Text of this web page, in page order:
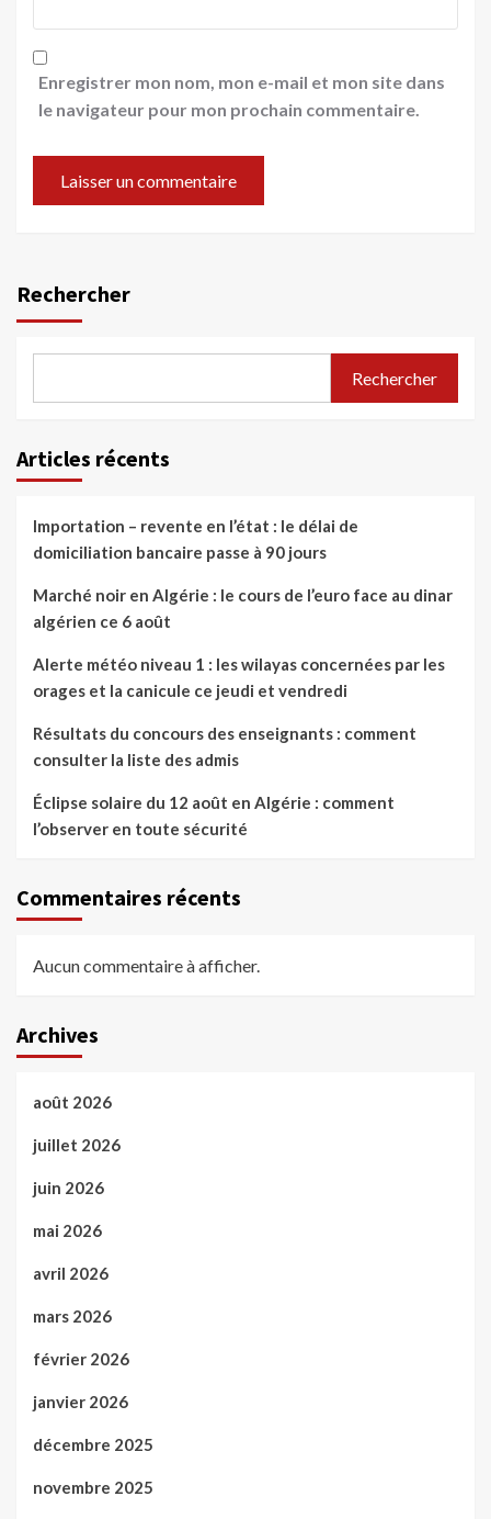
Enregistrer mon nom, mon e-mail et mon site dans
le navigateur pour mon prochain commentaire.
Rechercher
Rechercher
Articles récents
Importation – revente en l’état : le délai de
domiciliation bancaire passe à 90 jours
Marché noir en Algérie : le cours de l’euro face au dinar
algérien ce 6 août
Alerte météo niveau 1 : les wilayas concernées par les
orages et la canicule ce jeudi et vendredi
Résultats du concours des enseignants : comment
consulter la liste des admis
Éclipse solaire du 12 août en Algérie : comment
l’observer en toute sécurité
Commentaires récents
Aucun commentaire à afficher.
Archives
août 2026
juillet 2026
juin 2026
mai 2026
avril 2026
mars 2026
février 2026
janvier 2026
décembre 2025
novembre 2025